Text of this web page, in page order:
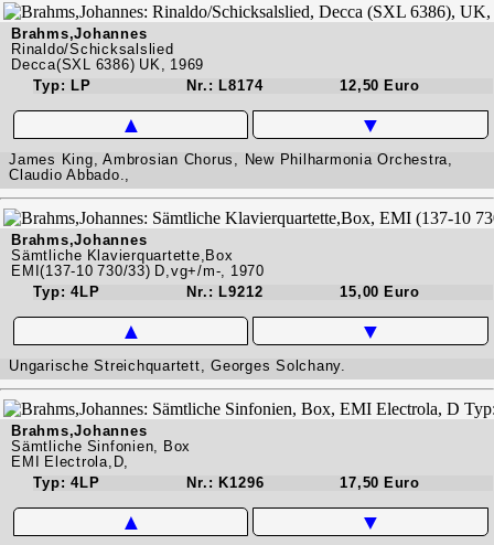
Brahms,Johannes
Rinaldo/Schicksalslied
Decca(SXL 6386) UK, 1969
Typ: LP
Nr.: L8174 12,50 Euro
▲ ▼
James King, Ambrosian Chorus, New Philharmonia Orchestra,
Claudio Abbado.,
Brahms,Johannes
Sämtliche Klavierquartette,Box
EMI(137-10 730/33) D,vg+/m-, 1970
Typ: 4LP
Nr.: L9212 15,00 Euro
▲ ▼
Ungarische Streichquartett, Georges Solchany.
Brahms,Johannes
Sämtliche Sinfonien, Box
EMI Electrola,D,
Typ: 4LP
Nr.: K1296 17,50 Euro
▲ ▼